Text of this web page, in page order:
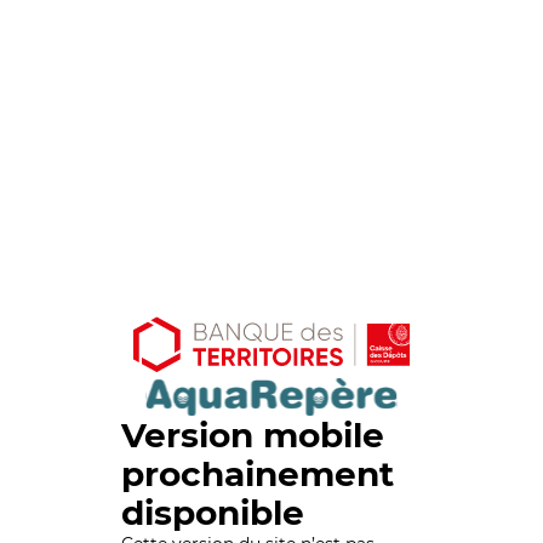
Version mobile
prochainement
disponible